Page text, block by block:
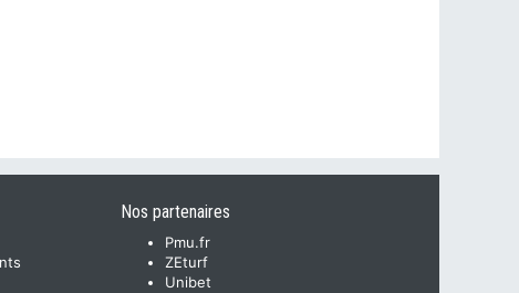
Nos partenaires
Pmu.fr
ZEturf
Unibet